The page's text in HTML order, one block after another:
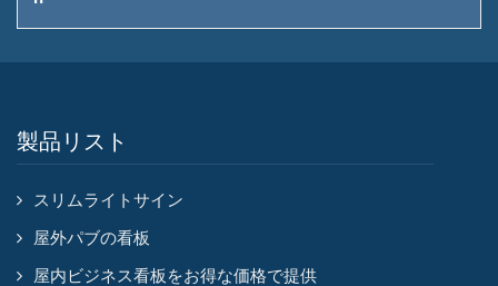
製品リスト
スリムライトサイン
屋外パブの看板
屋内ビジネス看板をお得な価格で提供